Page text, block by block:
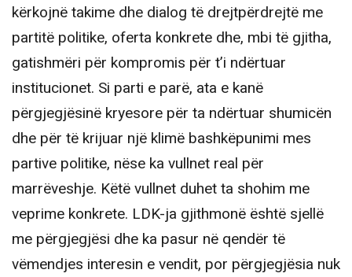
kërkojnë takime dhe dialog të drejtpërdrejtë me
partitë politike, oferta konkrete dhe, mbi të gjitha,
gatishmëri për kompromis për t’i ndërtuar
institucionet. Si parti e parë, ata e kanë
përgjegjësinë kryesore për ta ndërtuar shumicën
dhe për të krijuar një klimë bashkëpunimi mes
partive politike, nëse ka vullnet real për
marrëveshje. Këtë vullnet duhet ta shohim me
veprime konkrete. LDK-ja gjithmonë është sjellë
me përgjegjësi dhe ka pasur në qendër të
vëmendjes interesin e vendit, por përgjegjësia nuk